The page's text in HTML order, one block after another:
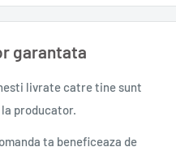
până acum bine
Elvira, la Rangoon, în
Belle dă numai peste
Oliver, un jurnalist
însă o notă anonimă o
garantata
livrate catre tine sunt
producator.
ta beneficeaza de